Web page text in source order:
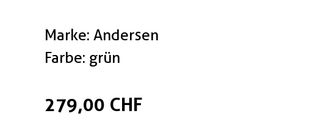
Marke: Andersen
Farbe: grün
279,00 CHF